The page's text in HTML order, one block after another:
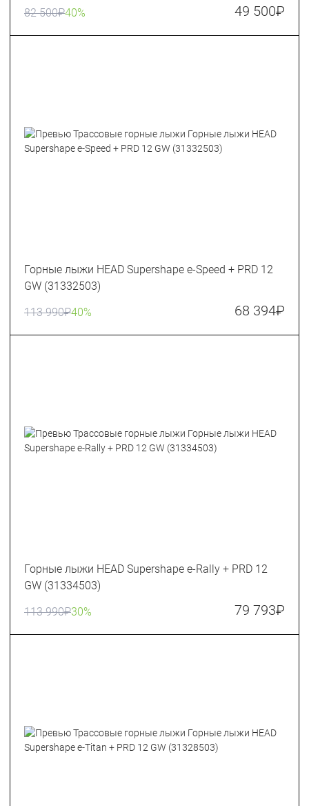
82 500₽40% 49 500₽
Горные лыжи HEAD Supershape e-Speed + PRD 12
GW (31332503)
113 990₽40% 68 394₽
Горные лыжи HEAD Supershape e-Rally + PRD 12
GW (31334503)
113 990₽30% 79 793₽